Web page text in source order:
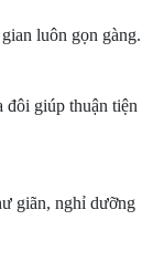
luôn gọn gàng.
đôi giúp thuận tiện
giãn, nghỉ dưỡng